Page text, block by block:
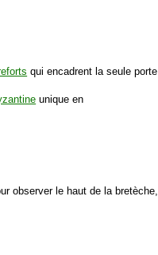
qui encadrent la seule porte
unique en
observer le haut de la bretèche,